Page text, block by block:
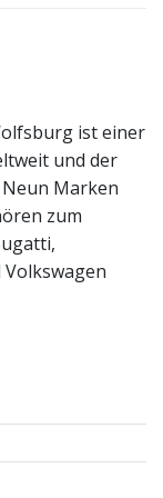
ist einer
und der
Marken
zum
Volkswagen